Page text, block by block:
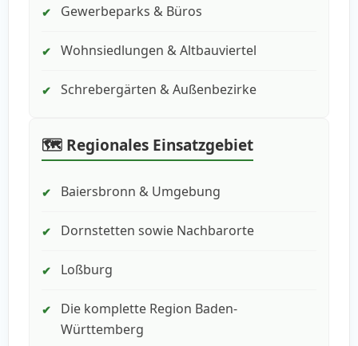
✔ Gewerbeparks & Büros
✔ Wohnsiedlungen & Altbauviertel
✔ Schrebergärten & Außenbezirke
🗺️ Regionales Einsatzgebiet
✔ Baiersbronn & Umgebung
✔ Dornstetten sowie Nachbarorte
✔ Loßburg
✔
Die komplette Region Baden-
Württemberg